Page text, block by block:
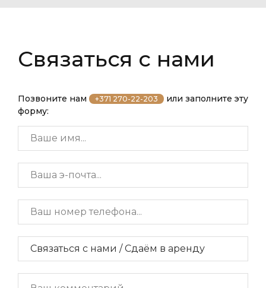
Связаться с нами
Позвоните нам +371 270-22-203
или заполните эту
форму: